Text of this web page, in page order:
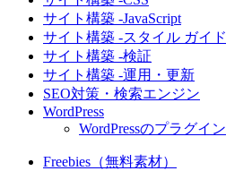
サイト構築 -JavaScript
サイト構築 -スタイル ガイド
サイト構築 -検証
サイト構築 -運用・更新
SEO対策・検索エンジン
WordPress
WordPressのプラグイン
Freebies（無料素材）